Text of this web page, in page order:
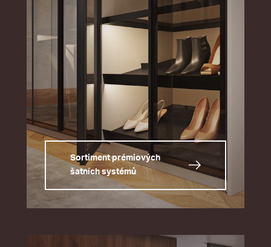
Sortiment prémiových
šatních systémů